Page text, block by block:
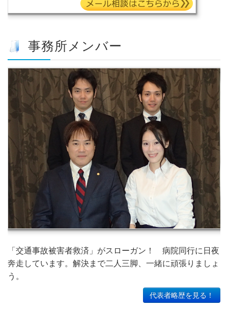
事務所メンバー
「交通事故被害者救済」がスローガン！ 病院同行に日夜
奔走しています。解決まで二人三脚、一緒に頑張りましょ
う。
代表者略歴を見る！